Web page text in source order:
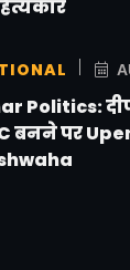
Politics:
बनने पर